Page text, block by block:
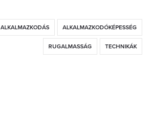
ALKALMAZKODÁS ALKALMAZKODÓKÉPESSÉG
RUGALMASSÁG TECHNIKÁK